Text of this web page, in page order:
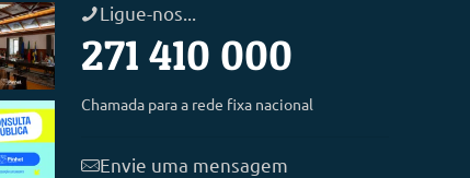
Ligue-nos...
271 410 000
Chamada para a rede fixa nacional
Envie uma mensagem